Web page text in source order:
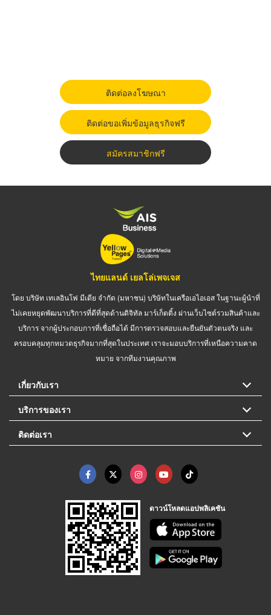
ติดต่อลงโฆษณา
ติดต่อขอเพิ่มข้อมูลธุรกิจฟรี
สมัครสมาชิกฟรี
ไทยแลนด์ เยลโล่เพจเจส
โดย บริษัท เทเลอินโฟ มีเดีย จำกัด (มหาชน) บริษัทในเครือเอไอเอส ในฐานะผู้นำที่
ไม่เคยหยุดพัฒนาบริการที่ดีที่สุดด้านดิจิทัล มาร์เก็ตติ้ง ผ่านเว็บไซต์รวมสินค้าและ
บริการ จากผู้ประกอบการที่เชื่อถือได้ มีการตรวจสอบและยืนยันตัวตนจริง และ
ครอบคลุมทุกหมวดธุรกิจมากที่สุดในประเทศ เราจะมอบบริการที่เหนือความคาด
หมาย จากทีมงานคุณภาพ
เกี่ยวกับเรา
บริการของเรา
ติดต่อเรา
ดาวน์โหลดแอปพลิเคชัน